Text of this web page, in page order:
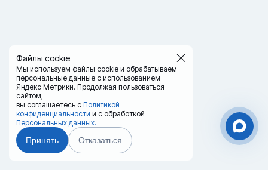
Файлы cookie
Мы используем файлы cookie и обрабатываем
персональные данные с использованием
Яндекс Метрики. Продолжая пользоваться
сайтом,
вы соглашаетесь с Политикой
конфиденциальности и с обработкой
Персональных данных.
Принять Отказаться